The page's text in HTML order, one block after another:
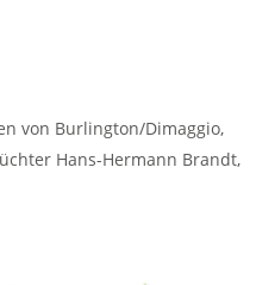
von Burlington/Dimaggio,
Hans-Hermann Brandt,